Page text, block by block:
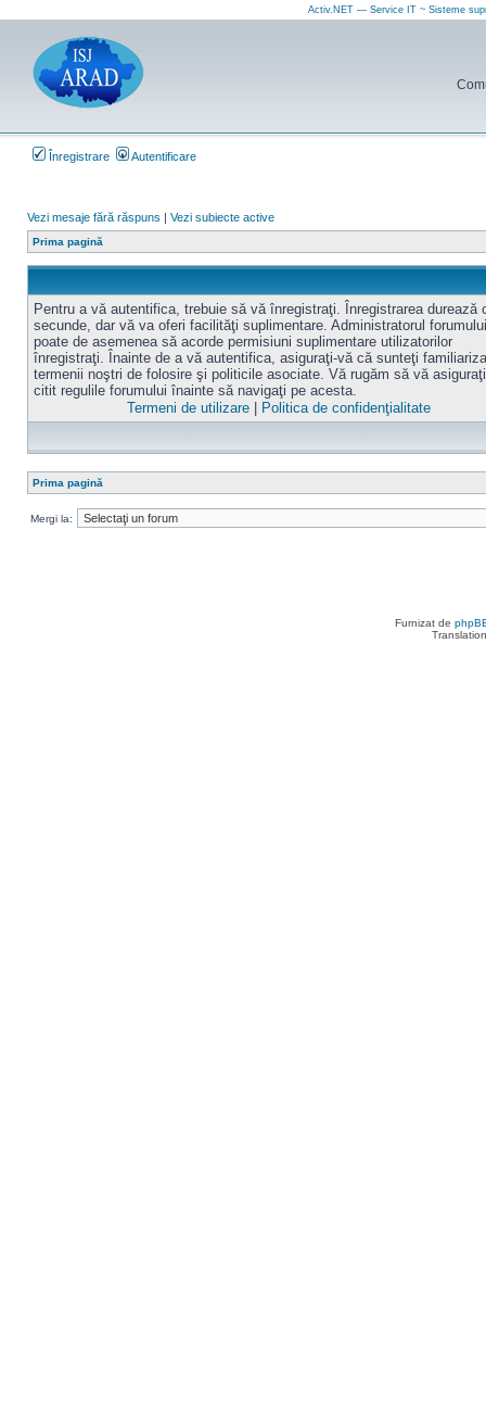
Activ.NET — Service IT ~ Sisteme
Înregistrare Autentificare
Vezi mesaje fără răspuns | Vezi subiecte active
Prima pagină
Pentru a vă autentifica, trebuie să vă înregistraţi. Înregistrarea durează
secunde, dar vă va oferi facilităţi suplimentare. Administratorul forumului
poate de asemenea să acorde permisiuni suplimentare utilizatorilor
înregistraţi. Înainte de a vă autentifica, asiguraţi-vă că sunteţi
termenii noştri de folosire şi politicile asociate. Vă rugăm să vă
citit regulile forumului înainte să navigaţi pe acesta.
Termeni de utilizare
Politica de confidenţialitate
Prima pagină
Mergi la:
Furnizat de